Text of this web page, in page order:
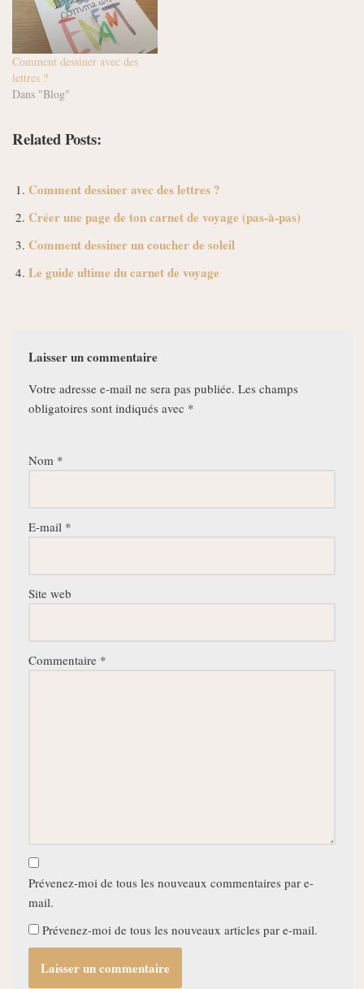
Comment dessiner avec des
lettres ?
Dans "Blog"
Related Posts:
Comment dessiner avec des lettres ?
Créer une page de ton carnet de voyage (pas-à-pas)
Comment dessiner un coucher de soleil
Le guide ultime du carnet de voyage
Laisser un commentaire
Votre adresse e-mail ne sera pas publiée. Les champs
obligatoires sont indiqués avec *
Nom *
E-mail *
Site web
Commentaire *
Prévenez-moi de tous les nouveaux commentaires par e-
mail.
Prévenez-moi de tous les nouveaux articles par e-mail.